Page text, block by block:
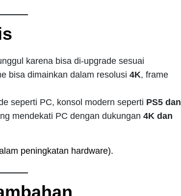
karena bisa di-upgrade sesuai
bisa dimainkan dalam resolusi 4K, frame
seperti PC, konsol modern seperti PS5 dan
mendekati PC dengan dukungan 4K dan
peningkatan hardware).